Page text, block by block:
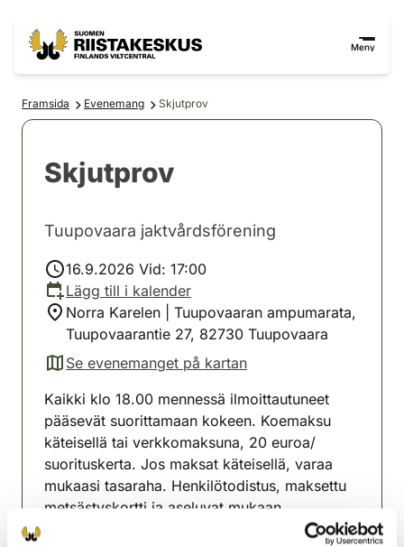
Meny
Framsida Evenemang Skjutprov
Skjutprov
Tuupovaara jaktvårdsförening
16.9.2026 Vid: 17:00
Lägg till i kalender
Norra Karelen | Tuupovaaran ampumarata,
Tuupovaarantie 27, 82730 Tuupovaara
Se evenemanget på kartan
(avautuu uuteen välilehteen)
Kaikki klo 18.00 mennessä ilmoittautuneet
pääsevät suorittamaan kokeen. Koemaksu
käteisellä tai verkkomaksuna, 20 euroa/
suorituskerta. Jos maksat käteisellä, varaa
mukaasi tasaraha. Henkilötodistus, maksettu
metsästyskortti ja aseluvat mukaan.